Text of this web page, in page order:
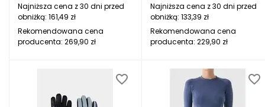
NILS EXTREME
NILS FUN
Najniższa cena z 30 dni przed
obniżką: 161,49 zł
Rekomendowana cena
producenta: 269,90 zł
Najniższa cena z 30 dni przed
obniżką: 133,39 zł
Rekomendowana cena
producenta: 229,90 zł